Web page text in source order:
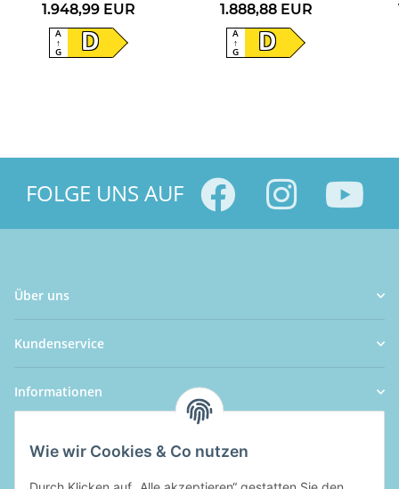
1.948,99 EUR
D
A
↑
G
1.888,88 EUR
D
A
↑
G
FOLGE UNS AUF
Über uns
Kundenservice
Informationen
Wie wir Cookies & Co nutzen